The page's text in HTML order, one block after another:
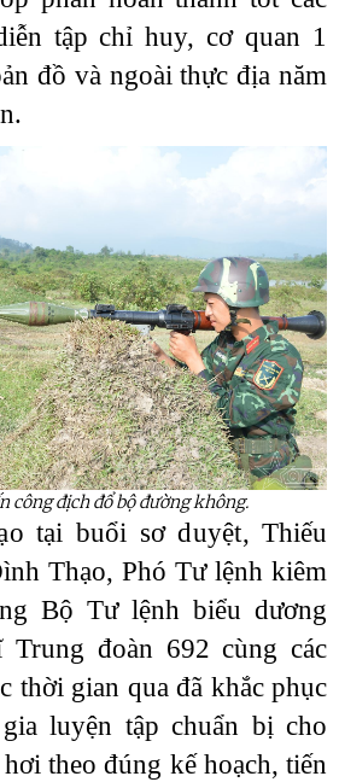
tậpchỉ huy, cơ quan 1
đồ và ngoài thực địa năm
công địch đổ bộ đường không.
tại buổi sơ duyệt, Thiếu
Thạo, Phó Tư lệnh kiêm
Bộ Tư lệnh biểu dương
Trung đoàn 692 cùng các
thời gian qua đã khắc phục
luyện tập chuẩn bị cho
theo đúng kế hoạch, tiến